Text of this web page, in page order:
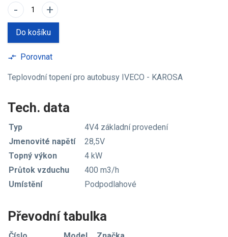
- +
Do košíku
compare_arrows Porovnat
Teplovodní topení pro autobusy IVECO - KAROSA
Tech. data
Typ
4V4 základní provedení
Jmenovité napětí
28,5V
Topný výkon
4 kW
Průtok vzduchu
400 m3/h
Umístění
Podpodlahové
Převodní tabulka